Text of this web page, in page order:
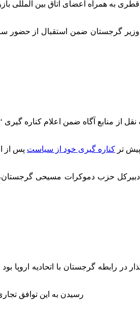
20 شرکت قطری به همراه اعضای اتاق
گرجستان ضمن استقبال از حضور
از منابع آگاه ضمن اعلام کناره گیری
پیش ترکناره گیری خود از سیاست پس از
دبیرکل حزب دموکرات مسیحی
در رابطه گرجستان با اتحادیه اروپا
رسیدن به این توافق